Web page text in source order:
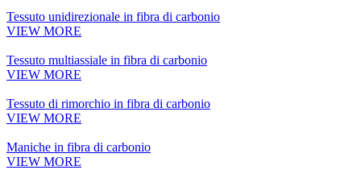
Tessuto unidirezionale in fibra di carbonio
VIEW MORE
Tessuto multiassiale in fibra di carbonio
VIEW MORE
Tessuto di rimorchio in fibra di carbonio
VIEW MORE
Maniche in fibra di carbonio
VIEW MORE